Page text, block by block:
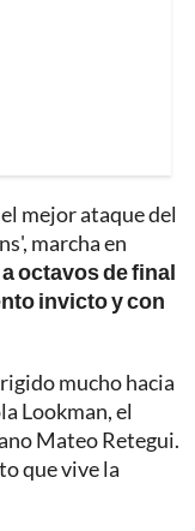
mejor ataque del
marcha en
octavos de final
invicto y con
mucho hacia
Lookman, el
Mateo Retegui.
que vive la